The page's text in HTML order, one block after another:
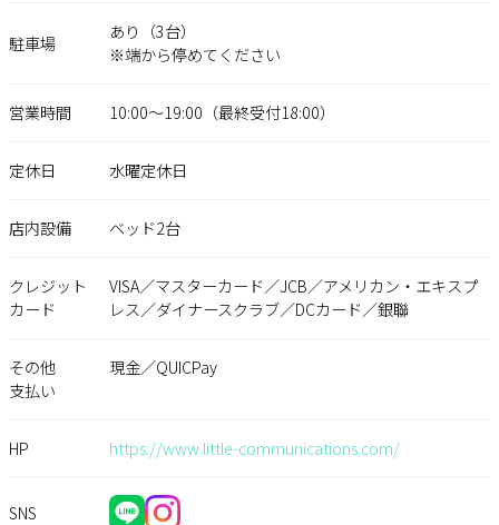
駐車場
あり（3台）
※端から停めてください
営業時間 10:00～19:00（最終受付18:00）
定休日 水曜定休日
店内設備 ベッド2台
クレジット
カード
VISA／マスターカード／JCB／アメリカン・エキスプ
レス／ダイナースクラブ／DCカード／銀聯
その他
支払い
現金／QUICPay
HP https://www.little-communications.com/
SNS